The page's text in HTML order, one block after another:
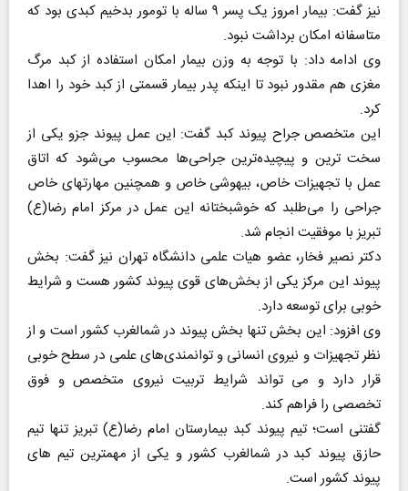
نیز گفت: بیمار امروز یک پسر ۹ ساله با تومور بدخیم کبدی بود که
متاسفانه امکان برداشت نبود.
وی ادامه داد: با توجه به وزن بیمار امکان استفاده از کبد مرگ
مغزی هم مقدور نبود تا اینکه پدر بیمار قسمتی از کبد خود را اهدا
کرد.
این متخصص جراح پیوند کبد گفت: این عمل پیوند جزو یکی از
سخت ترین و پیچیده‌ترین جراحی‌ها محسوب می‌شود که اتاق
عمل با تجهیزات خاص، بیهوشی خاص و همچنین مهارتهای خاص
جراحی را می‌طلبد که خوشبختانه این عمل در مرکز امام رضا(ع)
تبریز با موفقیت انجام شد.
دکتر نصیر فخار، عضو هیات علمی دانشگاه تهران نیز گفت: بخش
پیوند این مرکز یکی از بخش‌های قوی پیوند کشور هست و شرایط
خوبی برای توسعه دارد.
وی افزود: این بخش تنها بخش پیوند در شمالغرب کشور است و از
نظر تجهیزات و نیروی انسانی و توانمندی‌های علمی در سطح خوبی
قرار دارد و می تواند شرایط تربیت نیروی متخصص و فوق
تخصصی را فراهم کند.
گفتنی است؛ تیم پیوند کبد بیمارستان امام رضا(ع) تبریز تنها تیم
حازق پیوند کبد در شمالغرب کشور و یکی از مهمترین تیم های
پیوند کشور است.